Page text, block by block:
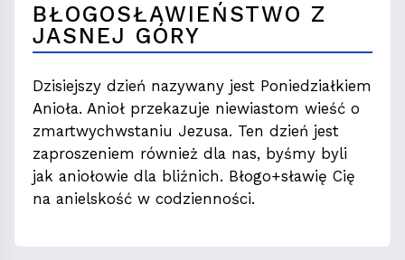
BŁOGOSŁAWIEŃSTWO Z
JASNEJ GÓRY
Dzisiejszy dzień nazywany jest Poniedziałkiem
Anioła. Anioł przekazuje niewiastom wieść o
zmartwychwstaniu Jezusa. Ten dzień jest
zaproszeniem również dla nas, byśmy byli
jak aniołowie dla bliźnich. Błogo+sławię Cię
na anielskość w codzienności.